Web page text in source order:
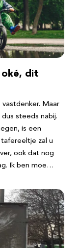
oké, dit
Maar
steeds nabij.
is een
zal u
ook dat nog
Ik ben moe…